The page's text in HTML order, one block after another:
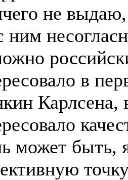
не
в
может быть,